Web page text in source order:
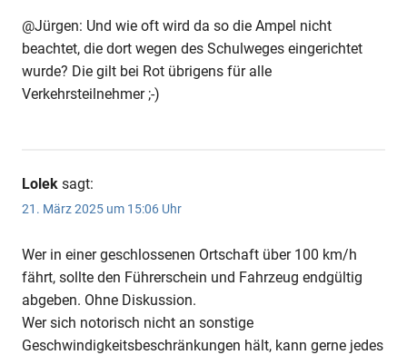
@Jürgen: Und wie oft wird da so die Ampel nicht
beachtet, die dort wegen des Schulweges eingerichtet
wurde? Die gilt bei Rot übrigens für alle
Verkehrsteilnehmer ;-)
Lolek sagt:
21. März 2025 um 15:06 Uhr
Wer in einer geschlossenen Ortschaft über 100 km/h
fährt, sollte den Führerschein und Fahrzeug endgültig
abgeben. Ohne Diskussion.
Wer sich notorisch nicht an sonstige
Geschwindigkeitsbeschränkungen hält, kann gerne jedes